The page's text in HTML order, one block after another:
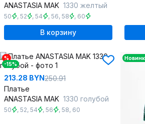
ANASTASIA MAK 1330 желтый
50 , 52 , 54 , 56, 58 , 60
В корзину
%
-15%
213.28 BYN250.91
Платье
ANASTASIA MAK 1330 голубой
50 , 52, 54 , 56 , 58, 60